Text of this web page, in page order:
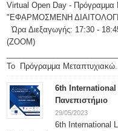
Virtual Open Day -
"ΕΦΑΡΜΟΣΜΕΝΗ
Ώρα Διεξαγωγής: 17:30 -
(ΖΟΟΜ)
Το Πρόγραμμα Μεταπτυχιακώ...
6th
Πανεπιστήμιο
29/05/2023
6th International